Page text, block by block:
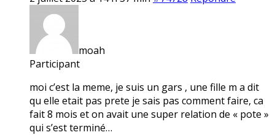
moah
Participant
moi c’est la meme, je suis un gars , une fille m a dit
qu elle etait pas prete je sais pas comment faire, ca
fait 8 mois et on avait une super relation de « pote »
qui s’est terminé…